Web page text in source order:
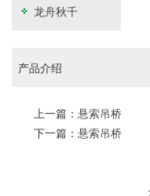
龙舟秋千
产品介绍
上一篇：悬索吊桥
下一篇：悬索吊桥